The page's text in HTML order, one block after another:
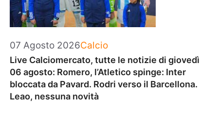
07 Agosto 2026Categorie
Calcio
Live Calciomercato, tutte le notizie di giovedì
06 agosto: Romero, l’Atletico spinge: Inter
bloccata da Pavard. Rodri verso il Barcellona.
Leao, nessuna novità